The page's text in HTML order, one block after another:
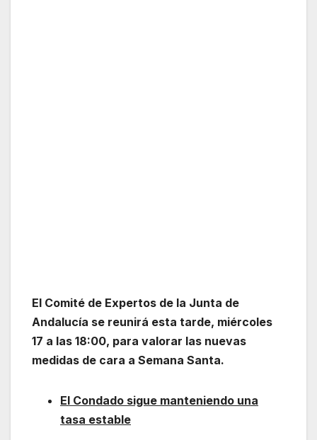
El Comité de Expertos de la Junta de
Andalucía se reunirá esta tarde, miércoles
17 a las 18:00, para valorar las nuevas
medidas de cara a Semana Santa.
El Condado sigue manteniendo una
tasa estable